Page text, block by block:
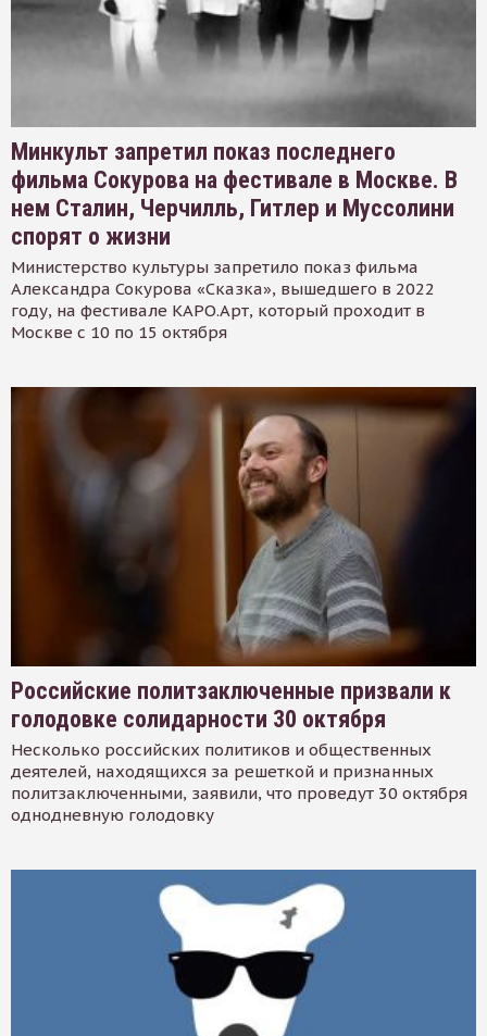
Минкульт запретил показ последнего
фильма Сокурова на фестивале в Москве. В
нем Сталин, Черчилль, Гитлер и Муссолини
спорят о жизни
Министерство культуры запретило показ фильма
Александра Сокурова «Сказка», вышедшего в 2022
году, на фестивале КАРО.Арт, который проходит в
Москве с 10 по 15 октября
Российские политзаключенные призвали к
голодовке солидарности 30 октября
Несколько российских политиков и общественных
деятелей, находящихся за решеткой и признанных
политзаключенными, заявили, что проведут 30 октября
однодневную голодовку